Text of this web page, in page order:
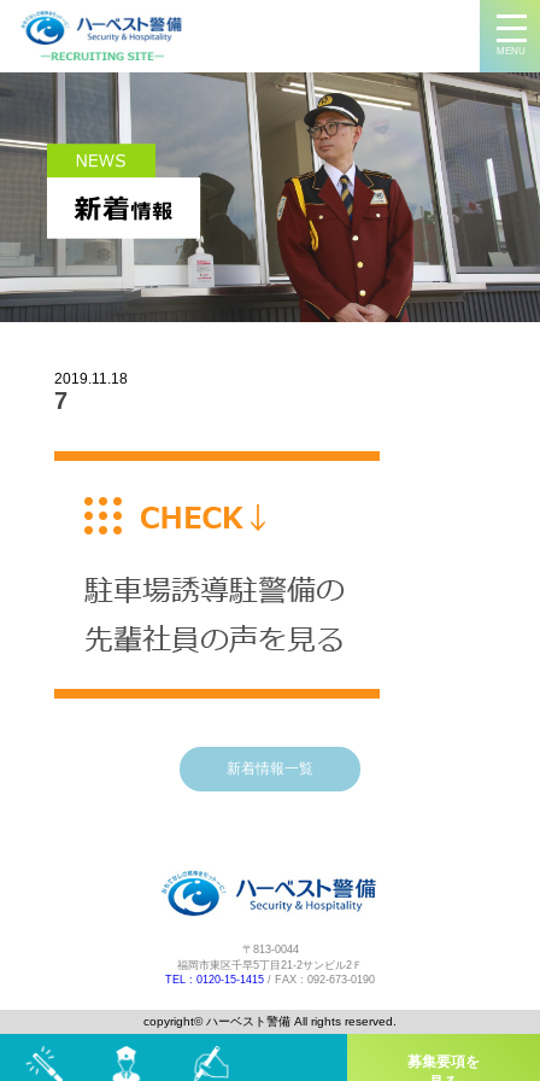
MENU
2019.11.18
7
新着情報一覧
〒813-0044
福岡市東区千早5丁目21-2サンビル2Ｆ
TEL : 0120-15-1415 / FAX : 092-673-0190
copyright©️ ハーベスト警備 All rights reserved.
募集要項を